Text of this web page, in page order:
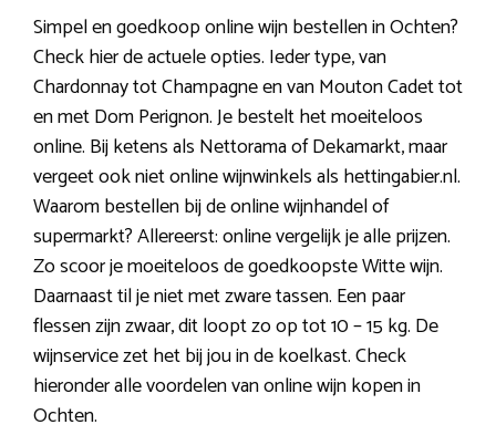
Simpel en goedkoop online wijn bestellen in Ochten?
Check hier de actuele opties. Ieder type, van
Chardonnay tot Champagne en van Mouton Cadet tot
en met Dom Perignon. Je bestelt het moeiteloos
online. Bij ketens als Nettorama of Dekamarkt, maar
vergeet ook niet online wijnwinkels als hettingabier.nl.
Waarom bestellen bij de online wijnhandel of
supermarkt? Allereerst: online vergelijk je alle prijzen.
Zo scoor je moeiteloos de goedkoopste Witte wijn.
Daarnaast til je niet met zware tassen. Een paar
flessen zijn zwaar, dit loopt zo op tot 10 – 15 kg. De
wijnservice zet het bij jou in de koelkast. Check
hieronder alle voordelen van online wijn kopen in
Ochten.